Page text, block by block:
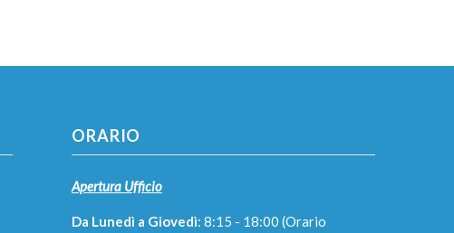
ORARIO
Apertura Ufficio
Da Lunedì a Giovedì: 8:15 - 18:00 (Orario